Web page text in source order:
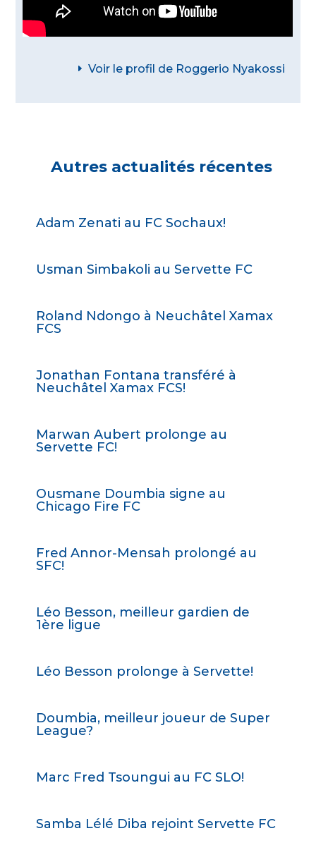
Voir le profil de Roggerio Nyakossi
Autres actualités récentes
Adam Zenati au FC Sochaux!
Usman Simbakoli au Servette FC
Roland Ndongo à Neuchâtel Xamax
FCS
Jonathan Fontana transféré à
Neuchâtel Xamax FCS!
Marwan Aubert prolonge au
Servette FC!
Ousmane Doumbia signe au
Chicago Fire FC
Fred Annor-Mensah prolongé au
SFC!
Léo Besson, meilleur gardien de
1ère ligue
Léo Besson prolonge à Servette!
Doumbia, meilleur joueur de Super
League?
Marc Fred Tsoungui au FC SLO!
Samba Lélé Diba rejoint Servette FC